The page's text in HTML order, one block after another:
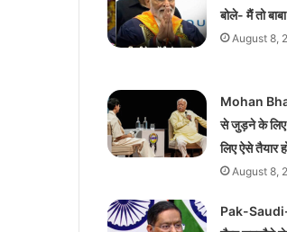
बोले- मैं तो
August 8,
Mohan
से जुड़ने के
लिए ऐसे तैयार
August 8,
Pak-